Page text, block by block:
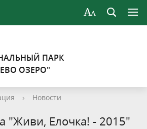
ПАРК
ОЗЕРО"
› Новости
"Живи, Елочка! - 2015"